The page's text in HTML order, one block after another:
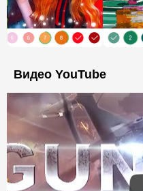
Видео YouTube